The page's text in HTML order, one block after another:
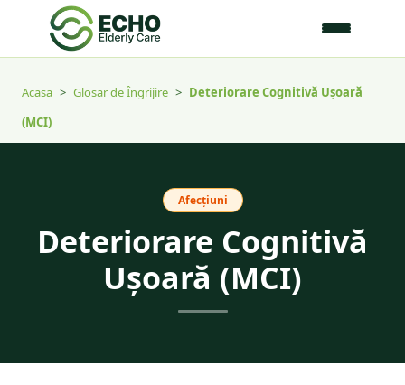
Acasa > Glosar de Îngrijire > Deteriorare Cognitivă Ușoară
(MCI)
Afecțiuni
Deteriorare Cognitivă
Ușoară (MCI)